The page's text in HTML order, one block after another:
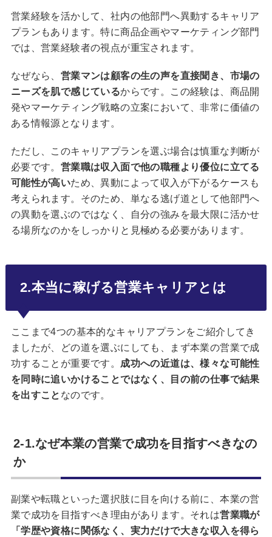
営業経験を活かして、社内の他部門へ異動するキャリア
プランもあります。特に商品企画やマーケティング部門
では、営業経験者の視点が重宝されます。
なぜなら、 営業マンは顧客の生の声を直接聞き、市場の
ニーズを肌で感じているからです。この経験は、商品開
発やマーケティング戦略の立案において、非常に価値の
ある情報源となります。
ただし、このキャリアプランを選ぶ場合は慎重な判断が
必要です。 営業職は収入面で他の職種より優位に立てる
可能性が高いため、異動によって収入が下がるケースも
考えられます。そのため、単なる逃げ道として他部門へ
の異動を選ぶのではなく、自分の強みを最大限に活かせ
る場所なのかをしっかりと見極める必要があります。
2.本当に稼げる営業キャリアとは
ここまで4つの基本的なキャリアプランをご紹介してき
ましたが、どの道を選ぶにしても、まず本業の営業で成
功することが重要です。 成功への近道は、様々な可能性
を同時に追いかけることではなく、目の前の仕事で結果
を出すこと なのです。
2-1.なぜ本業の営業で成功を目指すべきなの
か
副業や転職といった選択肢に目を向ける前に、本業の営
業で成功を目指すべき理由があります。それは営業職が
「学歴や資格に関係なく、実力だけで大きな収入を得ら